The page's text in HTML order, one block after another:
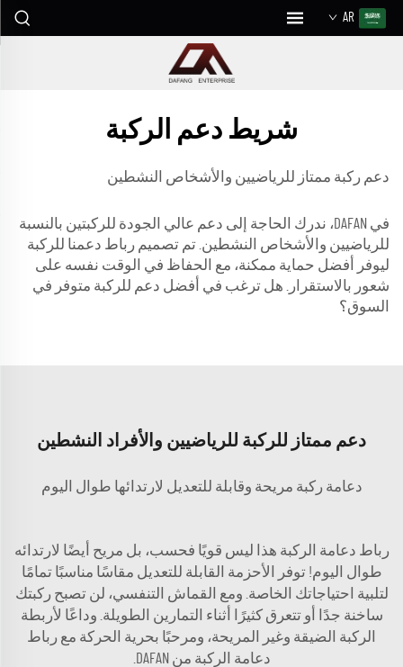
AR
شريط دعم الركبة
دعم ركبة ممتاز للرياضيين والأشخاص النشطين
في DAFAN، ندرك الحاجة إلى دعم عالي الجودة للركبتين بالنسبة
للرياضيين والأشخاص النشطين. تم تصميم رباط دعمنا للركبة
ليوفر أفضل حماية ممكنة، مع الحفاظ في الوقت نفسه على
شعور بالاستقرار. هل ترغب في أفضل دعم للركبة متوفر في
السوق؟
دعم ممتاز للركبة للرياضيين والأفراد النشطين
دعامة ركبة مريحة وقابلة للتعديل لارتدائها طوال اليوم
رباط دعامة الركبة هذا ليس قويًا فحسب، بل مريح أيضًا لارتدائه
طوال اليوم! توفر الأحزمة القابلة للتعديل مقاسًا مناسبًا تمامًا
لتلبية احتياجاتك الخاصة. ومع القماش التنفسي، لن تصبح ركبتك
ساخنة جدًا أو تتعرق كثيرًا أثناء التمارين الطويلة. وداعًا لأربطة
الركبة الضيقة وغير المريحة، ومرحبًا بحرية الحركة مع رباط
دعامة الركبة من DAFAN.